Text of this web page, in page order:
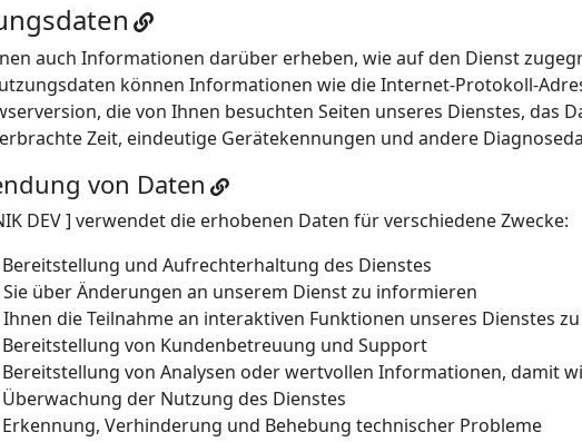
auch Informationen darüber erheben, wie auf den Dienst
können Informationen wie die Internet-Protokoll-
die von Ihnen besuchten Seiten unseres Dienstes, das
Zeit, eindeutige Gerätekennungen und andere
von Daten
DEV ] verwendet die erhobenen Daten für verschiedene Zwecke:
und Aufrechterhaltung des Dienstes
Sie über Änderungen an unserem Dienst zu informieren
die Teilnahme an interaktiven Funktionen unseres Dienstes
von Kundenbetreuung und Support
von Analysen oder wertvollen Informationen, damit
der Nutzung des Dienstes
Verhinderung und Behebung technischer Probleme